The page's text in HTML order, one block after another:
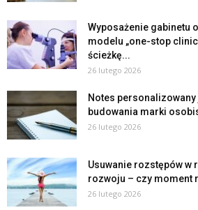
Wyposażenie gabinetu
modelu „one-stop
ścieżkę...
26 lutego 2026
Notes
budowania marki
26 lutego 2026
Usuwanie rozstępów w
rozwoju – czy moment
26 lutego 2026